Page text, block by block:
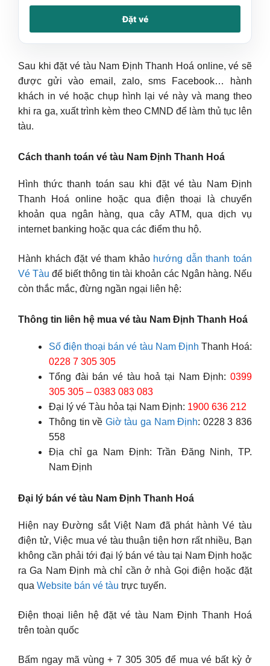
Đặt vé
Sau khi đặt vé tàu Nam Định Thanh Hoá online, vé sẽ
được gửi vào email, zalo, sms Facebook… hành
khách in vé hoặc chụp hình lại vé này và mang theo
khi ra ga, xuất trình kèm theo CMND để làm thủ tục lên
tàu.
Cách thanh toán vé tàu Nam Định Thanh Hoá
Hình thức thanh toán sau khi đặt vé tàu Nam Định
Thanh Hoá online hoặc qua điện thoại là chuyển
khoản qua ngân hàng, qua cây ATM, qua dịch vụ
internet banking hoặc qua các điểm thu hộ.
Hành khách đặt vé tham khảo hướng dẫn thanh toán
Vé Tàu để biết thông tin tài khoản các Ngân hàng. Nếu
còn thắc mắc, đừng ngần ngại liên hệ:
Thông tin liên hệ mua vé tàu Nam Định Thanh Hoá
Số điện thoại bán vé tàu Nam Định Thanh Hoá:
0228 7 305 305
Tổng đài bán vé tàu hoả tại Nam Định: 0399
305 305 – 0383 083 083
Đại lý vé Tàu hỏa tại Nam Định: 1900 636 212
Thông tin về Giờ tàu ga Nam Định: 0228 3 836
558
Địa chỉ ga Nam Định: Trần Đăng Ninh, TP.
Nam Định
Đại lý bán vé tàu Nam Định Thanh Hoá
Hiện nay Đường sắt Việt Nam đã phát hành Vé tàu
điện tử, Việc mua vé tàu thuận tiện hơn rất nhiều, Bạn
không cần phải tới đại lý bán vé tàu tại Nam Định hoặc
ra Ga Nam Định mà chỉ cần ở nhà Gọi điện hoặc đặt
qua Website bán vé tàu trực tuyến.
Điện thoại liên hệ đặt vé tàu Nam Định Thanh Hoá
trên toàn quốc
Bấm ngay mã vùng + 7 305 305 để mua vé bất kỳ ở